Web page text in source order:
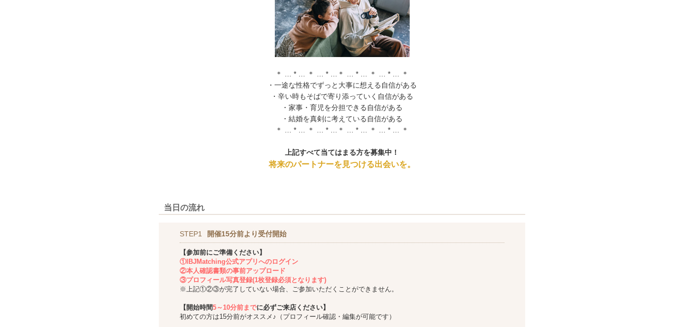
＊ … * … ＊ … * …＊ … * … ＊ … * … ＊
・一途な性格でずっと大事に想える自信がある
・辛い時もそばで寄り添っていく自信がある
・家事・育児を分担できる自信がある
・結婚を真剣に考えている自信がある
＊ … * … ＊ … * …＊ … * … ＊ … * … ＊
上記すべて当てはまる方を募集中！
将来のパートナーを見つける出会いを。
当日の流れ
STEP1 開催15分前より受付開始
【参加前にご準備ください】
①IBJMatching公式アプリへのログイン
②本人確認書類の事前アップロード
③プロフィール写真登録(1枚登録必須となります)
※上記①②③が完了していない場合、ご参加いただくことができません。
【開始時間5～10分前までに必ずご来店ください】
初めての方は15分前がオススメ♪（プロフィール確認・編集が可能です）